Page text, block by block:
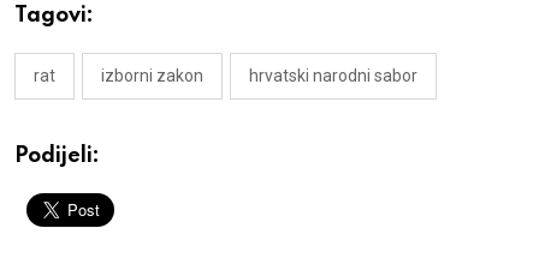
Tagovi:
rat izborni zakon hrvatski narodni sabor
Podijeli: